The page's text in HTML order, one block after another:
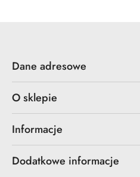
Dane adresowe
O sklepie
Informacje
Dodatkowe informacje